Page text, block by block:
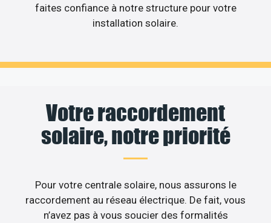
faites confiance à notre structure pour votre
installation solaire.
Votre raccordement
solaire, notre priorité
Pour votre centrale solaire, nous assurons le
raccordement au réseau électrique. De fait, vous
n’avez pas à vous soucier des formalités